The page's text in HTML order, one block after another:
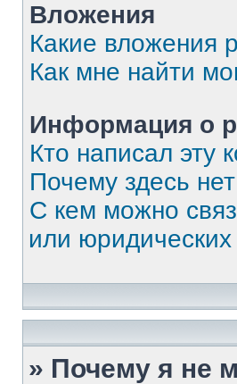
Вложения
Какие вложения
Как мне найти
Информация о
Кто написал эту
Почему здесь
С кем можно
или
» Почему я не